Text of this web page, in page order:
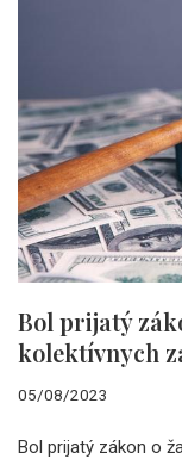
Bol prijatý
kolektívnych
05/08/2023
Bol prijatý zákon o